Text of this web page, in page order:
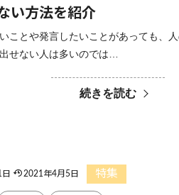
い方法を紹介
ことや発言したいことがあっても、
せない人は多いのでは…
続きを読む
2021年4月5日 特集